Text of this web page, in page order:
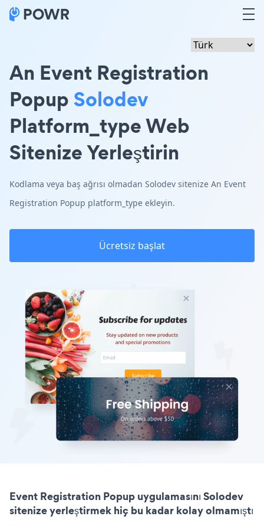
An Event Registration
PopupSolodev
Platform_type Web
Sitenize Yerleştirin
Kodlama veya baş ağrısı olmadan Solodev sitenize An Event
Registration Popup platform_type ekleyin.
Ücretsiz başlat
Event Registration Popup uygulamasını Solodev
sitenize yerleştirmek hiç bu kadar kolay olmamıştı